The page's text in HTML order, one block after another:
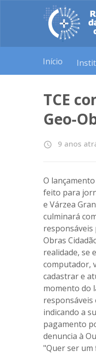
Início
TCE
Geo-
access_time 9 anos
O
feito para
e Várzea
culminará
responsáveis
Obras
realidade, se
computador,
cadastrar e
momento do
responsáveis
indicando a
pagamento
denuncia à
"Quer ser um